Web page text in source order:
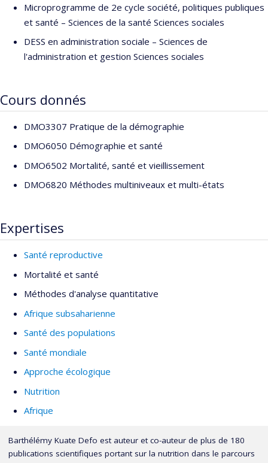
Panels d’Experts de l’Académie des Sciences des États-Unis, élu
(deux mandats, maximum) membre de sa Commission de la
Population et Président de sa Commission surThe Continuing
Epidemiological Transition in Sub-Saharan Africa.
Global Burden of Disease,
important et complet quantifiant l'ampleur et les tendances des
maladies, blessures et facteurs de risque, de la perte de santé
Microprogramme de 2e cycle société, politiques publiques
et santé – Sciences de la santé Sciences sociales
DESS en administration sociale – Sciences de
l'administration et gestion Sciences sociales
Cours donnés
DMO3307 Pratique de la démographie
DMO6050 Démographie et santé
DMO6502 Mortalité, santé et vieillissement
DMO6820 Méthodes multiniveaux et multi-états
Expertises
Santé reproductive
Mortalité et santé
Méthodes d'analyse quantitative
Afrique subsaharienne
Santé des populations
Santé mondiale
Approche écologique
Nutrition
Afrique
Barthélémy Kuate Defo est auteur et co-auteur de plus de 180
publications scientifiques portant sur la nutrition dans le parcours